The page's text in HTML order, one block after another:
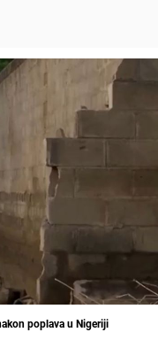
poplava u Nigeriji